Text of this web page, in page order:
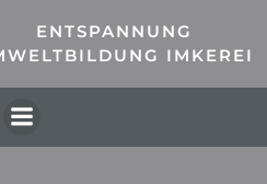
Inhalt
springen
ENTSPANNUNG
IMKEREI